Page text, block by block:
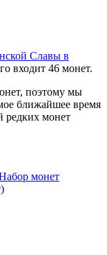
Славы в
входит 46 монет.
поэтому мы
ближайшее время
редких монет
монет